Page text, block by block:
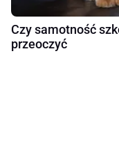
Czy samotność
przeoczyć